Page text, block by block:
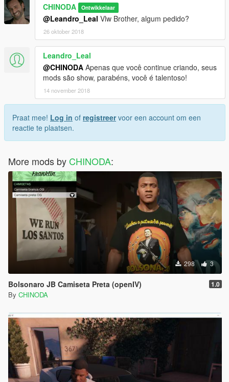
CHINODA Ontwikkelaar
@Leandro_Leal Vlw Brother, algum pedido?
26 oktober 2018
Leandro_Leal
@CHINODA Apenas que você continue criando, seus
mods são show, parabéns, você é talentoso!
14 november 2018
Praat mee! Log in of registreervoor een account om een
reactie te plaatsen.
More mods by CHINODA:
298 3
Bolsonaro JB Camiseta Preta (openIV) 1.0
By CHINODA